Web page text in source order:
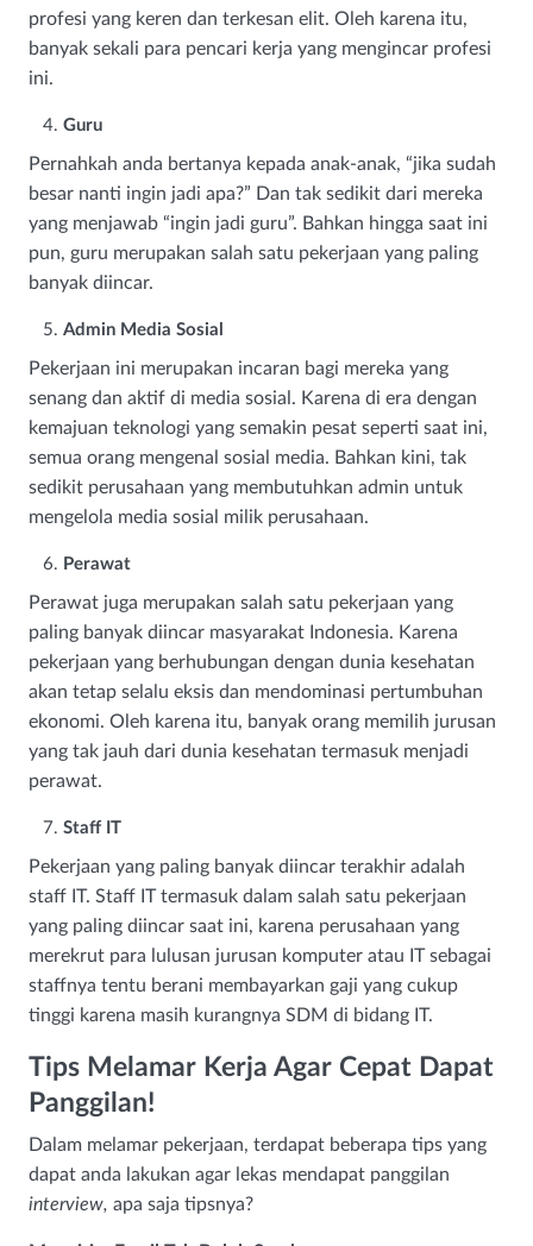
profesi yang keren dan terkesan elit. Oleh karena itu,
banyak sekali para pencari kerja yang mengincar profesi
ini.
Guru
Pernahkah anda bertanya kepada anak-anak, “jika sudah
besar nanti ingin jadi apa?” Dan tak sedikit dari mereka
yang menjawab “ingin jadi guru”. Bahkan hingga saat ini
pun, guru merupakan salah satu pekerjaan yang paling
banyak diincar.
Admin Media Sosial
Pekerjaan ini merupakan incaran bagi mereka yang
senang dan aktif di media sosial. Karena di era dengan
kemajuan teknologi yang semakin pesat seperti saat ini,
semua orang mengenal sosial media. Bahkan kini, tak
sedikit perusahaan yang membutuhkan admin untuk
mengelola media sosial milik perusahaan.
Perawat
Perawat juga merupakan salah satu pekerjaan yang
paling banyak diincar masyarakat Indonesia. Karena
pekerjaan yang berhubungan dengan dunia kesehatan
akan tetap selalu eksis dan mendominasi pertumbuhan
ekonomi. Oleh karena itu, banyak orang memilih jurusan
yang tak jauh dari dunia kesehatan termasuk menjadi
perawat.
Staff IT
Pekerjaan yang paling banyak diincar terakhir adalah
staff IT. Staff IT termasuk dalam salah satu pekerjaan
yang paling diincar saat ini, karena perusahaan yang
merekrut para lulusan jurusan komputer atau IT sebagai
staffnya tentu berani membayarkan gaji yang cukup
tinggi karena masih kurangnya SDM di bidang IT.
Tips Melamar Kerja Agar Cepat Dapat
Panggilan!
Dalam melamar pekerjaan, terdapat beberapa tips yang
dapat anda lakukan agar lekas mendapat panggilan
interview, apa saja tipsnya?